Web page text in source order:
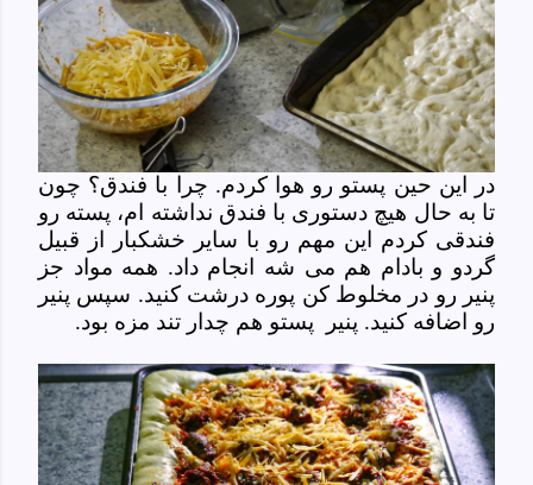
در این حین پستو رو هوا کردم. چرا با فندق؟ چون
تا به حال هیچ دستوری با فندق نداشته ام، پسته رو
فندقی کردم این مهم رو با سایر خشکبار از قبیل
گردو و بادام هم می شه انجام داد. همه مواد جز
پنیر رو در مخلوط کن پوره درشت کنید. سپس پنیر
رو اضافه کنید. پنیر پستو هم چدار تند مزه بود.